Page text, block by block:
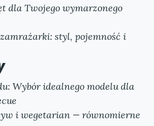
dla Twojego wymarzonego
styl, pojemność i
Wybór idealnego modelu dla
i wegetarian — równomierne